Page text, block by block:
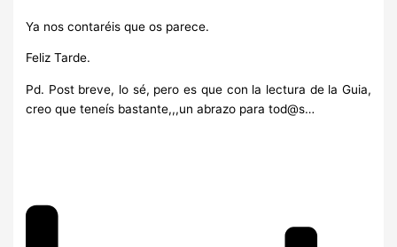
Ya nos contaréis que os parece.
Feliz Tarde.
Pd. Post breve, lo sé, pero es que con la lectura de la Guia,
creo que teneís bastante,,,un abrazo para tod@s…